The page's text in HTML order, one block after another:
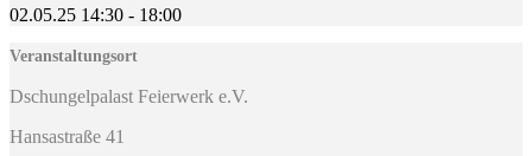
02.05.25 14:30 - 18:00
Veranstaltungsort
Dschungelpalast Feierwerk e.V.
Hansastraße 41